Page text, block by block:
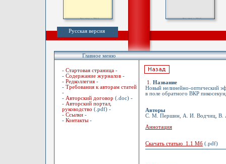
Русская версия
Главное меню
- Стартовая страница -
- Содержание журналов -
- Редколлегия -
- Требования к авторам статей
-
- Авторский договор (.doc) -
- Авторский портал,
руководство (.pdf) -
- Ссылки -
- Контакты -
1
Название
Новый нелинейно-оптический
в поле обратного ВКР
Авторы
С. М. Першин, А. И. Водчиц, В.
Аннотация
Скачать статью 1.1 Мб (.pdf)